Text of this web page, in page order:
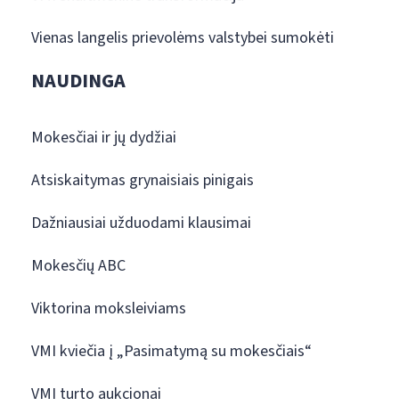
Vienas langelis prievolėms valstybei sumokėti
NAUDINGA
Mokesčiai ir jų dydžiai
Atsiskaitymas grynaisiais pinigais
Dažniausiai užduodami klausimai
Mokesčių ABC
Viktorina moksleiviams
VMI kviečia į „Pasimatymą su mokesčiais“
VMI turto aukcionai